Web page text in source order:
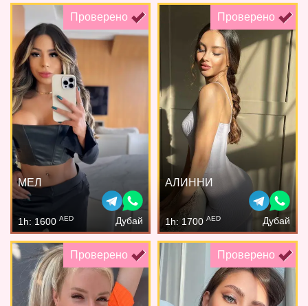
Проверено
МЕЛ
1h: 1600 AED Дубай
Проверено
АЛИННИ
1h: 1700 AED Дубай
Проверено Проверено